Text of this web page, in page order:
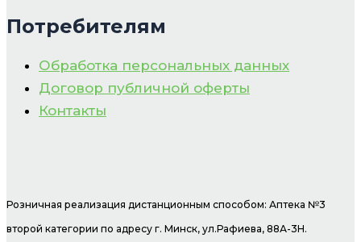
Потребителям
Обработка персональных данных
Договор публичной оферты
Контакты
Розничная реализация дистанционным способом: Аптека №3
второй категории по адресу г. Минск, ул.Рафиева, 88А-3Н.